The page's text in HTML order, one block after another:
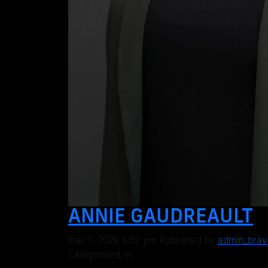
ANNIE GAUDREAULT
mai 7, 2024 4:37 pm Published by
Categorised in: